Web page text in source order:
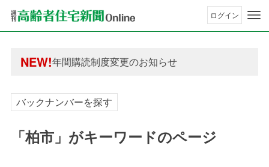
ログイン
NEW!
年間購読制度変更のお知らせ
高齢者住宅新聞 無料会員の皆様へ閲覧本数変更
バックナンバーを探す
「柏市」がキーワードのページ